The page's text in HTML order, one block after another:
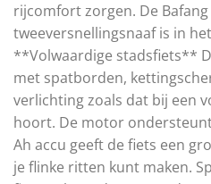
rijcomfort zorgen. De
tweeversnellingsnaaf is in
**Volwaardige stadsfiets**
met spatborden,
verlichting zoals dat bij een
hoort. De motor
Ah accu geeft de fiets een
je flinke ritten kunt maken.